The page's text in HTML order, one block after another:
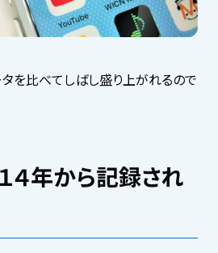
を比べてしばし盛り上がれるので
４年から記録され